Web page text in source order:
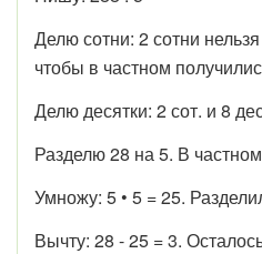
Делю сотни: 2 сотни
чтобы в частном
Делю десятки: 2 сот. и 8
Разделю 28 на 5. В
Умножу: 5 • 5 = 25.
Вычту: 28 - 25 = 3.